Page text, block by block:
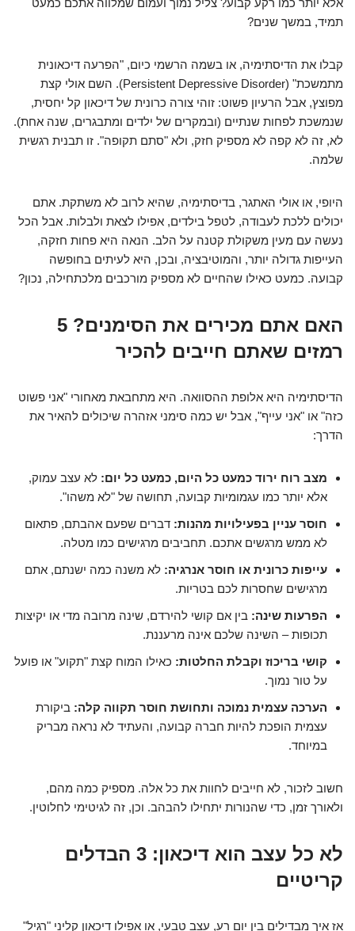
אלא יותר כמו רקע קבוע? צליל נמוך ועמום שמלווה אתכם כמעט
תמיד, במשך שנים?
קבלו את הדיסתימיה, או בשמה הרשמי כיום, "הפרעה דיכאונית
מתמשכת" (Persistent Depressive Disorder). השם אולי קצת
מפוצץ, אבל הרעיון פשוט: זוהי צורה כרונית של דיכאון קל יחסית,
שנמשכת לפחות שנתיים (ובמקרים של ילדים ומתבגרים, שנה אחת).
לא, זה לא קפה לא מספיק חזק, ולא "סתם תקופה". זו תבנית רגשית
שלמה.
היופי, או אולי האתגר, בדיסתימיה, שהיא לרוב לא משתקת. אתם
יכולים ללכת לעבודה, לטפל בילדים, אפילו לצאת ולבלות. אבל הכל
נעשה עם מעין משקולת קטנה על הלב. הנאה היא פחות חזקה,
העייפות גדולה יותר, והמוטיבציה, ובכן, היא לעיתים בחופשה
קבועה. כמעט כאילו שהחיים לא מספיק מורכבים מלכתחילה, נכון?
האם אתם מכירים את הסימנים? 5
רמזים שאתם חייבים להכיר
הדיסתימיה היא אלופת ההסוואה. היא מתחבאת מאחורי "אני פשוט
כזה" או "אני עייף", אבל יש כמה סימני אזהרה שיכולים להאיר את
הדרך:
מצב רוח ירוד כמעט כל היום, כמעט כל יום: לא עצב עמוק,
אלא יותר כמו עגמומיות קבועה, תחושה של "לא משהו".
חוסר עניין בפעילויות מהנות: דברים שפעם אהבתם, פתאום
לא ממש מרגשים אתכם. תחביבים מרגישים כמו מטלה.
עייפות כרונית או חוסר אנרגיה: לא משנה כמה ישנתם, אתם
מרגישים שחסרות לכם בטריות.
הפרעות שינה: בין אם קושי להירדם, שינה מרובה מדי או יקיצות
תכופות – השינה שלכם אינה מרעננת.
קושי בריכוז וקבלת החלטות: כאילו המוח קצת "תקוע" או פועל
על טור נמוך.
הערכה עצמית נמוכה ותחושת חוסר תקווה קלה: ביקורת
עצמית הופכת להיות חברה קבועה, והעתיד לא נראה מבריק
במיוחד.
חשוב לזכור, לא חייבים לחוות את כל אלה. מספיק כמה מהם,
ולאורך זמן, כדי שהנורות יתחילו להבהב. וכן, זה לגיטימי לחלוטין.
לא כל עצב הוא דיכאון: 3 הבדלים
קריטיים
אז איך מבדילים בין יום רע, עצב טבעי, או אפילו דיכאון קליני "רגיל"